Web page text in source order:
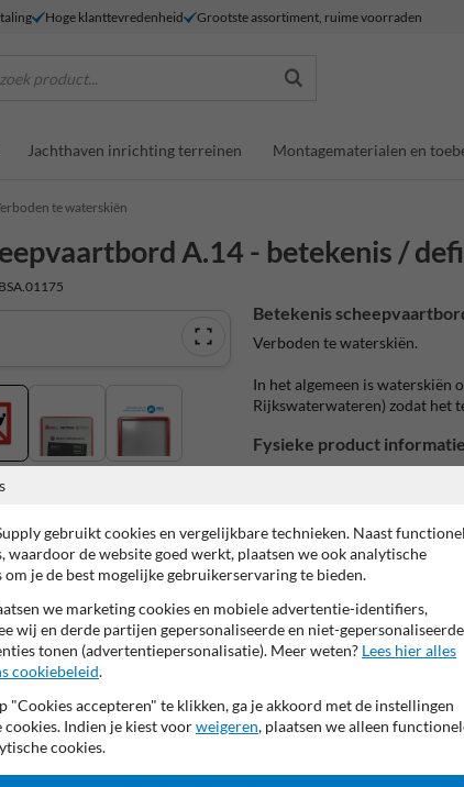
Hoge klanttevredenheid Grootste assortiment, ruime voorraden
zoek product...
Jachthaven inrichting terreinen Montagematerialen en
te waterskiën
A.14 - betekenis /
Betekenis
Verboden te waterskiën.
In het algemeen is waterskiën
Rijkswaterwateren) zodat het
Fysieke product
Officieel aluminium
font geheel reflecterend
achterzijde (verkeers)grijs
gebruikt cookies en vergelijkbare technieken. Naast
waardoor de website goed werkt, plaatsen we ook analytische
om je de best mogelijke gebruikerservaring te bieden.
we marketing cookies en mobiele advertentie-identifiers,
wij en derde partijen gepersonaliseerde en niet-gepersonaliseerde
tonen (advertentiepersonalisatie). Meer weten? Lees hier alles
cookiebeleid.
"Cookies accepteren" te klikken, ga je akkoord met de instellingen
cookies. Indien je kiest voorweigeren, plaatsen we alleen
cookies.